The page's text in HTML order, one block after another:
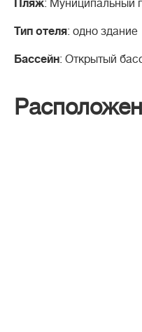
Пляж: Муниципальный
Тип отеля: одно здание
Бассейн: Открытый